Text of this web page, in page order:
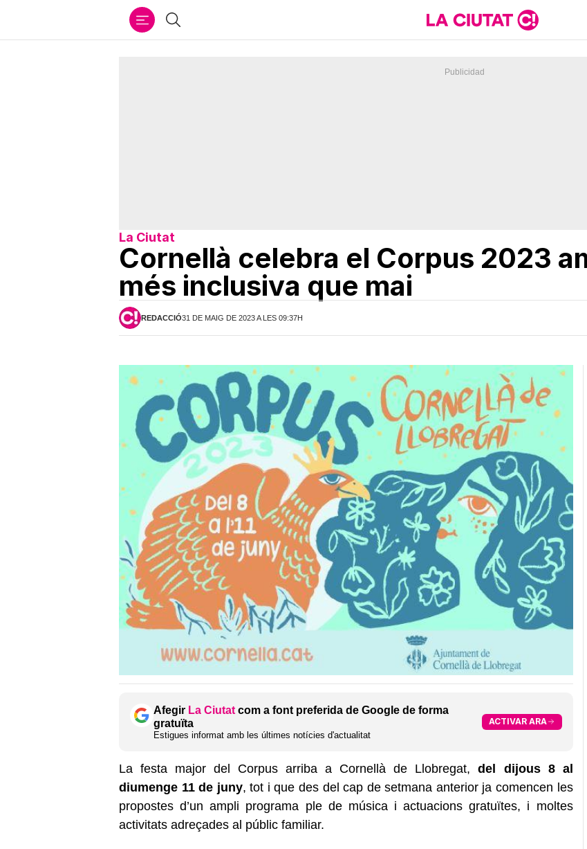
Cercar
La Ciutat
Cornellà celebra el Corpus 2023
més inclusiva que mai
REDACCIÓ31 DE MAIG DE 2023 A LES 09:37H
Afegir La Ciutat com a font preferida de Google de forma
gratuïta
Estigues informat amb les últimes notícies d'actualitat
ACTIVAR ARA
La festa major del Corpus arriba a Cornellà de Llobregat,del dijous 8 al
diumenge 11 de juny, tot i que des del cap de setmana anterior ja comencen les
propostes d’un ampli programa ple de música i actuacions gratuïtes, i moltes
activitats adreçades al públic familiar.